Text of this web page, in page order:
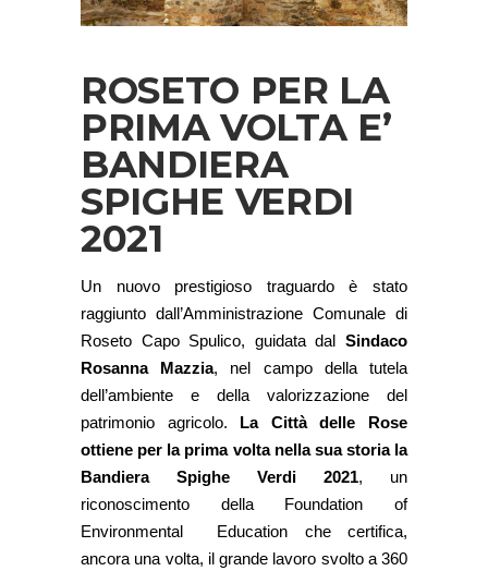
ROSETO PER LA
PRIMA VOLTA E’
BANDIERA
SPIGHE VERDI
2021
Un nuovo prestigioso traguardo è stato
raggiunto dall’Amministrazione Comunale di
Roseto Capo Spulico, guidata dal Sindaco
Rosanna Mazzia, nel campo della tutela
dell’ambiente e della valorizzazione del
patrimonio agricolo. La Città delle Rose
ottiene per la prima volta nella sua storia la
Bandiera Spighe Verdi 2021, un
riconoscimento della Foundation of
Environmental Education che certifica,
ancora una volta, il grande lavoro svolto a 360